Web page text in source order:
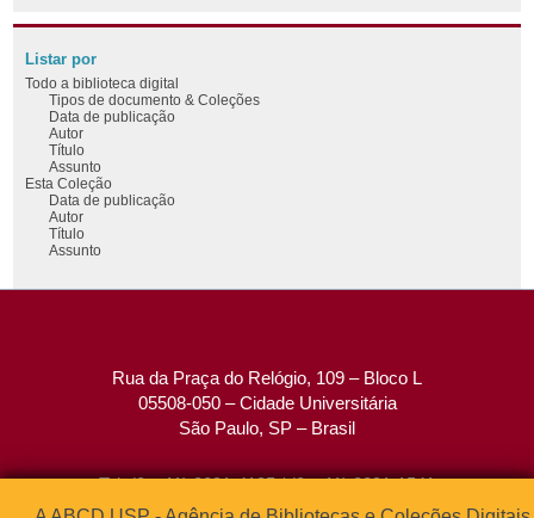
Listar por
Todo a biblioteca digital
Tipos de documento & Coleções
Data de publicação
Autor
Título
Assunto
Esta Coleção
Data de publicação
Autor
Título
Assunto
Rua da Praça do Relógio, 109 – Bloco L
05508-050 – Cidade Universitária
São Paulo, SP – Brasil
Tel: (0xx11) 3091-4195 / (0xx11) 3091-1541
Fax: (0xx11) 3091-1567